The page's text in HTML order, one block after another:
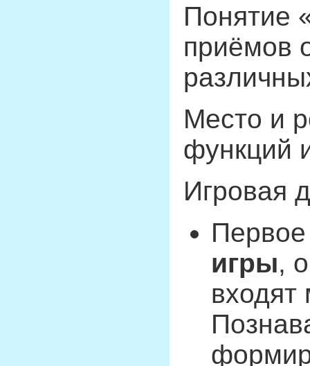
Понятие
приёмов
Место и
функций
Игровая
игры,
входят